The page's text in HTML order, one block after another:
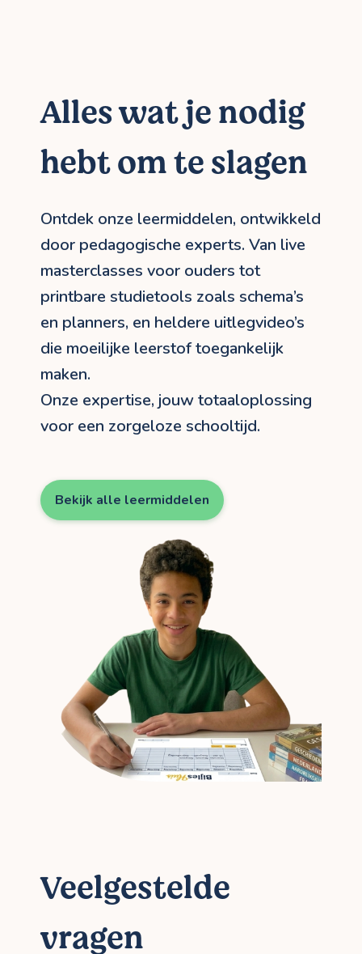
Alles wat je nodig
hebt om te slagen
Ontdek onze leermiddelen, ontwikkeld
door pedagogische experts. Van live
masterclasses voor ouders tot
printbare studietools zoals schema’s
en planners, en heldere uitlegvideo’s
die moeilijke leerstof toegankelijk
maken.
Onze expertise, jouw totaaloplossing
voor een zorgeloze schooltijd.
Bekijk alle leermiddelen
Veelgestelde
vragen